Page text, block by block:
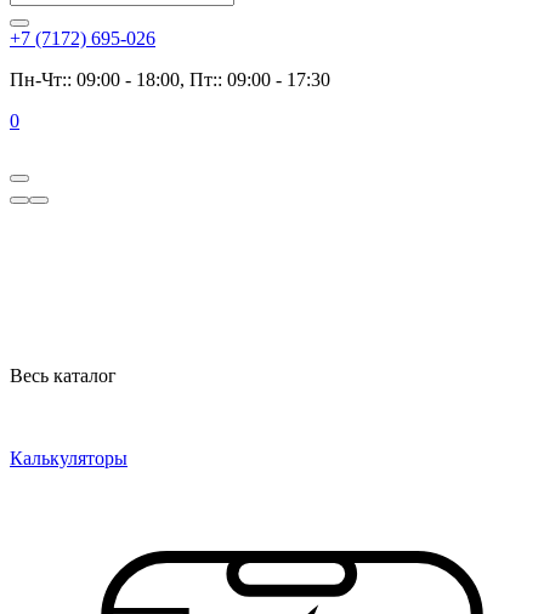
+7 (7172) 695-026
Пн-Чт:: 09:00 - 18:00, Пт:: 09:00 - 17:30
0
Весь каталог
Калькуляторы